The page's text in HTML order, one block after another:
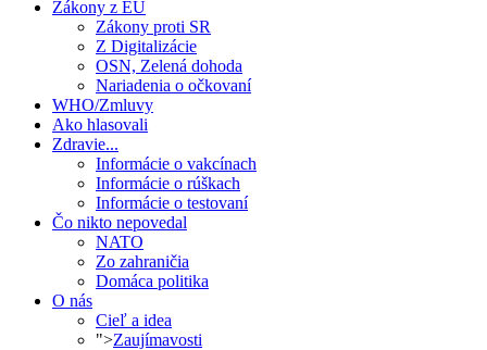
Zákony z EÚ
Zákony proti SR
Z Digitalizácie
OSN, Zelená dohoda
Nariadenia o očkovaní
WHO/Zmluvy
Ako hlasovali
Zdravie...
Informácie o vakcínach
Informácie o rúškach
Informácie o testovaní
Čo nikto nepovedal
NATO
Zo zahraničia
Domáca politika
O nás
Cieľ a idea
">Zaujímavosti